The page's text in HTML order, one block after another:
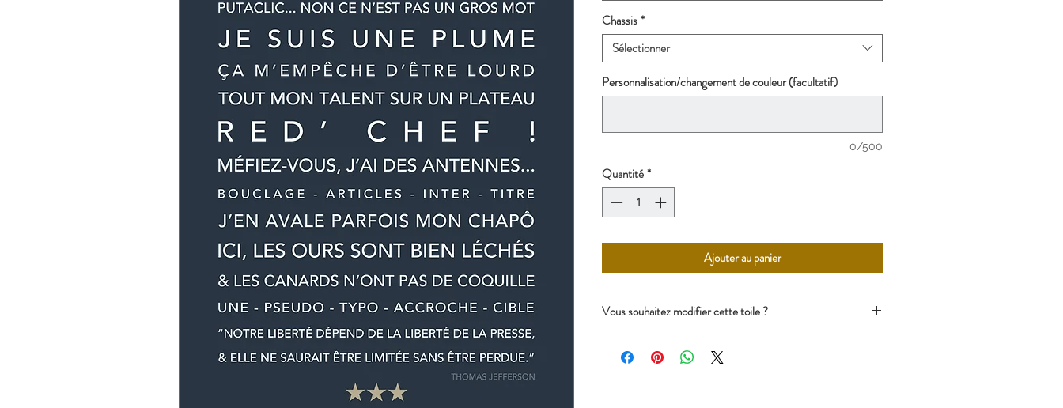
Chassis*
Sélectionner
Personnalisation/changement de couleur (facultatif)
0/500
Quantité*
Ajouter au panier
Vous souhaitez modifier cette toile ?
Il suffit de le préciser dans le champ ci-dessus.